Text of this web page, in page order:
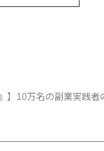
】10万名の副業実践